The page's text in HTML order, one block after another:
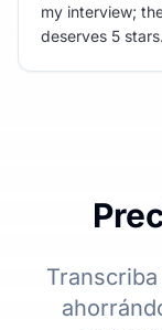
my interview;
deserves 5 stars.